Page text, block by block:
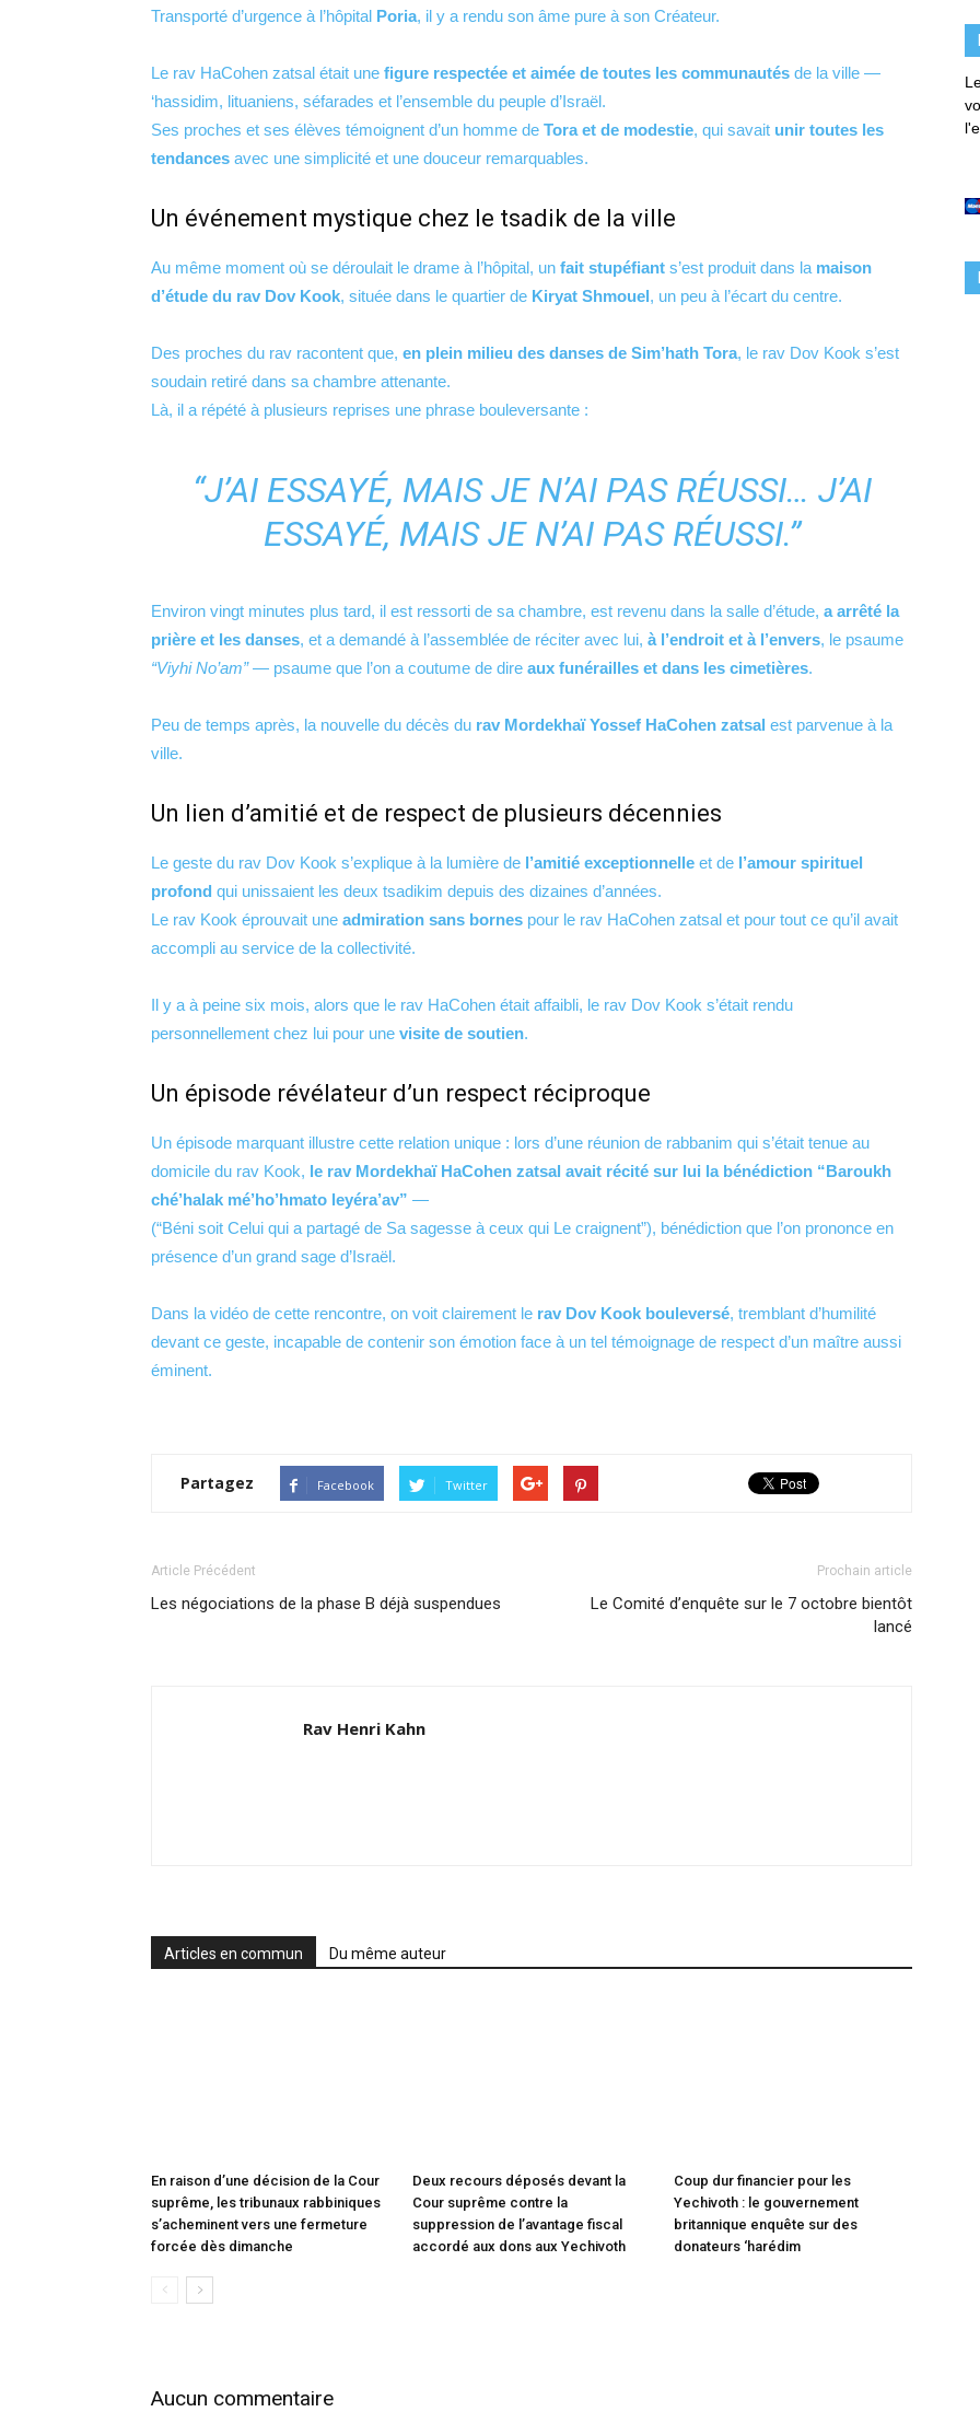
Transporté d’urgence à l’hôpital Poria, il y a rendu son âme pure à son Créateur.
Le rav HaCohen zatsal était une figure respectée et aimée de toutes les communautés de la ville —
‘hassidim, lituaniens, séfarades et l’ensemble du peuple d’Israël.
Ses proches et ses élèves témoignent d’un homme de Tora et de modestie, qui savait unir toutes les
tendances avec une simplicité et une douceur remarquables.
Un événement mystique chez le tsadik de la ville
Au même moment où se déroulait le drame à l’hôpital, un fait stupéfiant s’est produit dans la maison
d’étude du rav Dov Kook, située dans le quartier de Kiryat Shmouel, un peu à l’écart du centre.
Des proches du rav racontent que, en plein milieu des danses de Sim’hath Tora, le rav Dov Kook s’est
soudain retiré dans sa chambre attenante.
Là, il a répété à plusieurs reprises une phrase bouleversante :
“J’AI ESSAYÉ, MAIS JE N’AI PAS RÉUSSI… J’AI
ESSAYÉ, MAIS JE N’AI PAS RÉUSSI.”
Environ vingt minutes plus tard, il est ressorti de sa chambre, est revenu dans la salle d’étude, a arrêté la
prière et les danses, et a demandé à l’assemblée de réciter avec lui, à l’endroit et à l’envers, le psaume
“Viyhi No’am”— psaume que l’on a coutume de dire aux funérailles et dans les cimetières.
Peu de temps après, la nouvelle du décès du rav Mordekhaï Yossef HaCohen zatsal est parvenue à la
ville.
Un lien d’amitié et de respect de plusieurs décennies
Le geste du rav Dov Kook s’explique à la lumière de l’amitié exceptionnelle et de l’amour spirituel
profond qui unissaient les deux tsadikim depuis des dizaines d’années.
Le rav Kook éprouvait une admiration sans bornes pour le rav HaCohen zatsal et pour tout ce qu’il avait
accompli au service de la collectivité.
Il y a à peine six mois, alors que le rav HaCohen était affaibli, le rav Dov Kook s’était rendu
personnellement chez lui pour une visite de soutien.
Un épisode révélateur d’un respect réciproque
Un épisode marquant illustre cette relation unique : lors d’une réunion de rabbanim qui s’était tenue au
domicile du rav Kook, le rav Mordekhaï HaCohen zatsal avait récité sur lui la bénédiction “Baroukh
ché’halak mé’ho’hmato leyéra’av” —
(“Béni soit Celui qui a partagé de Sa sagesse à ceux qui Le craignent”), bénédiction que l’on prononce en
présence d’un grand sage d’Israël.
Dans la vidéo de cette rencontre, on voit clairement le rav Dov Kook bouleversé, tremblant d’humilité
devant ce geste, incapable de contenir son émotion face à un tel témoignage de respect d’un maître aussi
éminent.
Partagez Facebook Twitter
Article Précédent
Les négociations de la phase B déjà suspendues
Prochain article
Le Comité d’enquête sur le 7 octobre bientôt
lancé
Rav Henri Kahn
Articles en commun Du même auteur
En raison d’une décision de la Cour
suprême, les tribunaux rabbiniques
s’acheminent vers une fermeture
forcée dès dimanche
Deux recours déposés devant la
Cour suprême contre la
suppression de l’avantage fiscal
accordé aux dons aux Yechivoth
Coup dur financier pour les
Yechivoth : le gouvernement
britannique enquête sur des
donateurs ‘harédim
Aucun commentaire